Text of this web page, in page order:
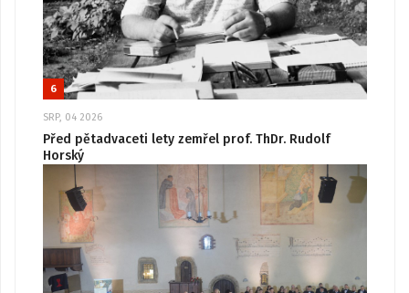
6
SRP, 04 2026
Před pětadvaceti lety zemřel prof. ThDr. Rudolf
Horský